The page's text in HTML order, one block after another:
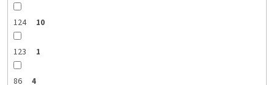
124 10
123 1
86 4